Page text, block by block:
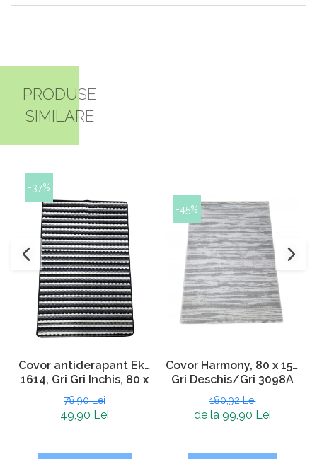
PRODUSE
SIMILARE
-37%
Covor antiderapant Eko
1614, Gri Gri Inchis, 80 x
120 cm
78,90 Lei
49,90 Lei
-45%
Covor Harmony, 80 x 150
Gri Deschis/Gri 3098A
180,92 Lei
de la 99,90 Lei